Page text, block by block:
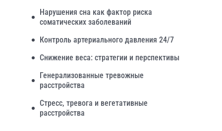
Нарушения сна как фактор риска
соматических заболеваний
Контроль артериального давления 24/7
Снижение веса: стратегии и перспективы
Генерализованные тревожные
расстройства
Стресс, тревога и вегетативные
расстройства